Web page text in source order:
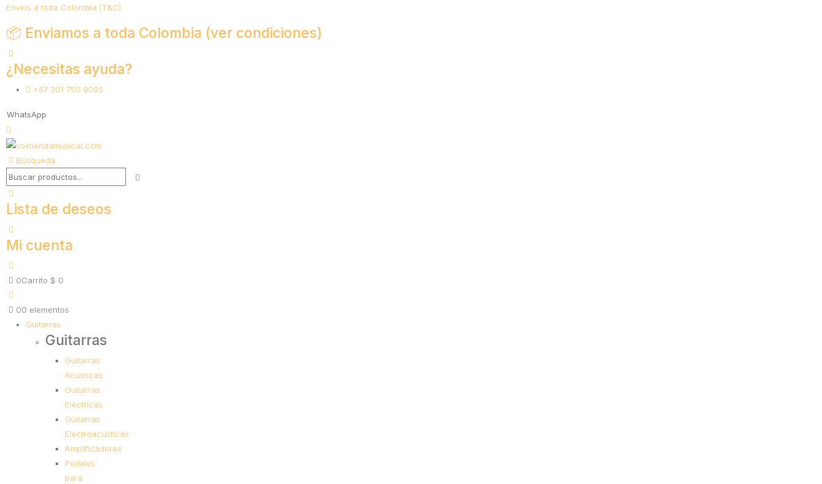
Envíos a toda Colombia (T&C)
📦 Enviamos a toda Colombia (ver condiciones)
¿Necesitas ayuda?
+57 301 750 9095
WhatsApp
Búsqueda
Lista de deseos
Mi cuenta
0Carrito $ 0
00 elementos
Guitarras
Guitarras
Guitarras
Acústicas
Guitarras
Eléctricas
Guitarras
Electroacústicas
Amplificadores
Pedales
para